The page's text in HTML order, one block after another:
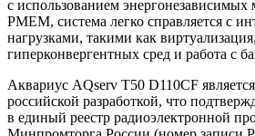
с использованием энергонезависимых
PMEM, система легко справляется с
нагрузками, такими как
гиперконвергентных сред и работа с
Аквариус AQserv T50 D110CF
российской разработкой, что
в единый реестр радиоэлектронной